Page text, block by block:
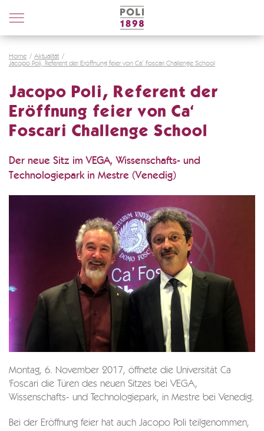
Poli
Distillerie
Home
Aktualität
Jacopo Poli, Referent der Eröffnung feier von Ca‘ Foscari Challenge School
Jacopo Poli, Referent der
Eröffnung feier von Ca‘
Foscari Challenge School
Der neue Sitz im VEGA, Wissenschafts- und
Technologiepark in Mestre (Venedig)
Montag, 6. November 2017, öffnete die Universität Ca
'Foscari die Türen des neuen Sitzes bei VEGA,
Wissenschafts- und Technologiepark, in Mestre bei Venedig.
Bei der Eröffnung feier hat auch Jacopo Poli teilgenommen,